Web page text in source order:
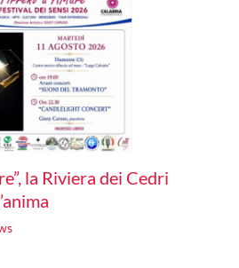
la Riviera dei Cedri